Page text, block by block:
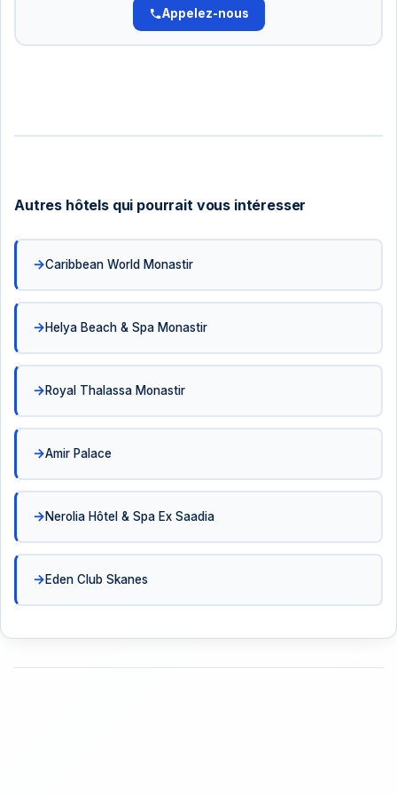
Appelez-nous
Autres hôtels qui pourrait vous intéresser
Caribbean World Monastir
Helya Beach & Spa Monastir
Royal Thalassa Monastir
Amir Palace
Nerolia Hôtel & Spa Ex Saadia
Eden Club Skanes